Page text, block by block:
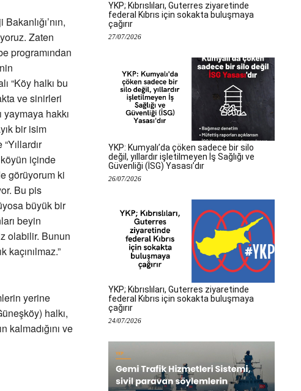
Zaten
programından
“Köy halkı bu
ve sinirleri
yaymaya hakkı
bir isim
içinde
görüyorum ki
Bu pis
büyük bir
beyin
olabilir. Bunun
kaçınılmaz.”
yerine
halkı,
kalmadığını ve
YKP; Kıbrıslıları, Guterres ziyaretinde
federal Kıbrıs için sokakta buluşmaya
çağırır
27/07/2026
YKP: Kumyalı’da çöken sadece bir silo
değil, yıllardır işletilmeyen İş Sağlığı ve
Güvenliği (İSG) Yasası’dır
26/07/2026
YKP; Kıbrıslıları, Guterres ziyaretinde
federal Kıbrıs için sokakta buluşmaya
çağırır
24/07/2026